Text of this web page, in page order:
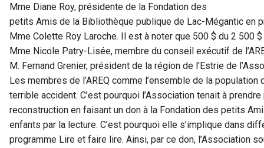
Mme Diane Roy, présidente de la Fondation des
petits Amis de la Bibliothèque publique de Lac-Mégantic en
Mme Colette Roy Laroche. Il est à noter que 500 $ du 2 500
Mme Nicole Patry-Lisée, membre du conseil exécutif de
M. Fernand Grenier, président de la région de l’Estrie de
Les membres de l’AREQ comme l’ensemble de la
terrible accident. C’est pourquoi l’Association tenait à
reconstruction en faisant un don à la Fondation des petits
enfants par la lecture. C’est pourquoi elle s’implique dans
programme Lire et faire lire. Ainsi, par ce don, l’Association